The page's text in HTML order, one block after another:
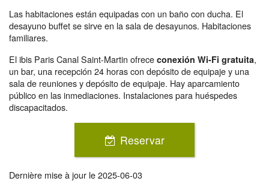
Las habitaciones están equipadas con un baño con ducha. El
desayuno buffet se sirve en la sala de desayunos. Habitaciones
familiares.
El ibis Paris Canal Saint-Martin ofrece conexión Wi-Fi gratuita,
un bar, una recepción 24 horas con depósito de equipaje y una
sala de reuniones y depósito de equipaje. Hay aparcamiento
público en las inmediaciones. Instalaciones para huéspedes
discapacitados.
Reservar
Dernière mise à jour le2025-06-03